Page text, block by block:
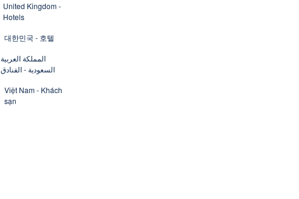
United Kingdom -
Hotels
대한민국 - 호텔
المملكة العربية
السعودية - الفنادق
Việt Nam - Khách
sạn